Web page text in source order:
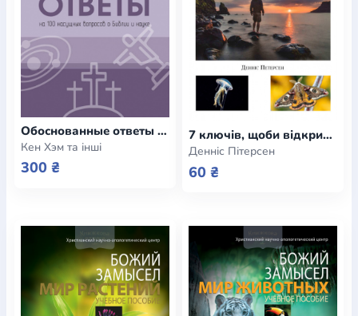
Обоснованные ответы на 100 насущных вопросов о Библии и науке (e-book)
Кен Хэм та інші
300 ₴
7 ключів, щоби відкрити істинність Буття (e-book)
Денніс Пітерсен
60 ₴